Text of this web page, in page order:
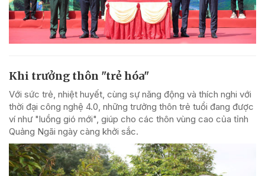
Khi trưởng thôn "trẻ hóa"
Với sức trẻ, nhiệt huyết, cùng sự năng động và thích nghi với
thời đại công nghệ 4.0, những trưởng thôn trẻ tuổi đang được
ví như "luồng gió mới", giúp cho các thôn vùng cao của tỉnh
Quảng Ngãi ngày càng khởi sắc.